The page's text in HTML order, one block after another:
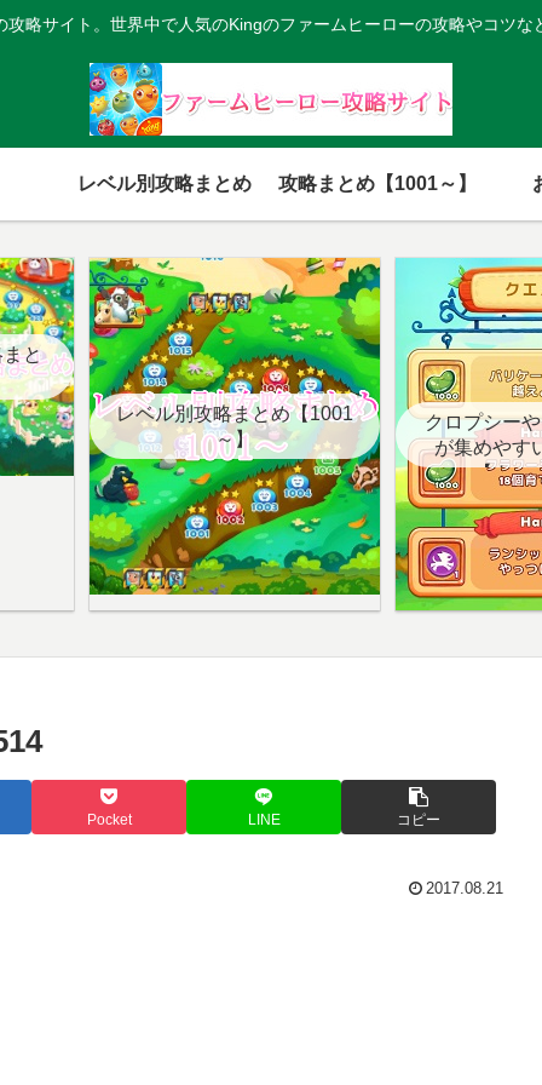
攻略サイト。世界中で人気のKingのファームヒーローの攻略やコツな
レベル別攻略まとめ 攻略まとめ【1001～】
と
レベル別攻略まとめ【1001
～】
クロプシー
が集めやす
【クエ
Pocket LINE コピー
2017.08.21